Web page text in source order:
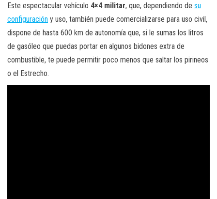
Este espectacular vehículo 4×4 militar, que, dependiendo de su
configuración y uso, también puede comercializarse para uso civil,
dispone de hasta 600 km de autonomía que, si le sumas los litros
de gasóleo que puedas portar en algunos bidones extra de
combustible, te puede permitir poco menos que saltar los pirineos
o el Estrecho.